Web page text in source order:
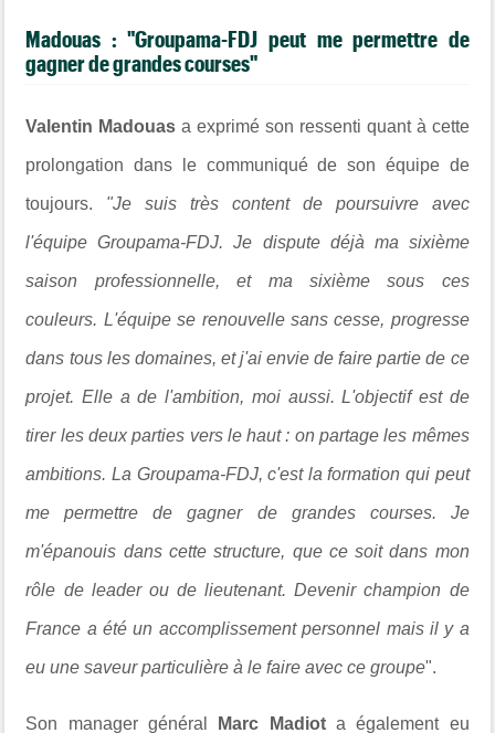
Madouas : "Groupama-FDJ peut me permettre de
gagner de grandes courses"
Valentin Madouas a exprimé son ressenti quant à cette
prolongation dans le communiqué de son équipe de
toujours. "Je suis très content de poursuivre avec
l'équipe Groupama-FDJ. Je dispute déjà ma sixième
saison professionnelle, et ma sixième sous ces
couleurs. L'équipe se renouvelle sans cesse, progresse
dans tous les domaines, et j'ai envie de faire partie de ce
projet. Elle a de l'ambition, moi aussi. L'objectif est de
tirer les deux parties vers le haut : on partage les mêmes
ambitions. La Groupama-FDJ, c'est la formation qui peut
me permettre de gagner de grandes courses. Je
m'épanouis dans cette structure, que ce soit dans mon
rôle de leader ou de lieutenant. Devenir champion de
France a été un accomplissement personnel mais il y a
eu une saveur particulière à le faire avec ce groupe".
Son manager général Marc Madiota également eu